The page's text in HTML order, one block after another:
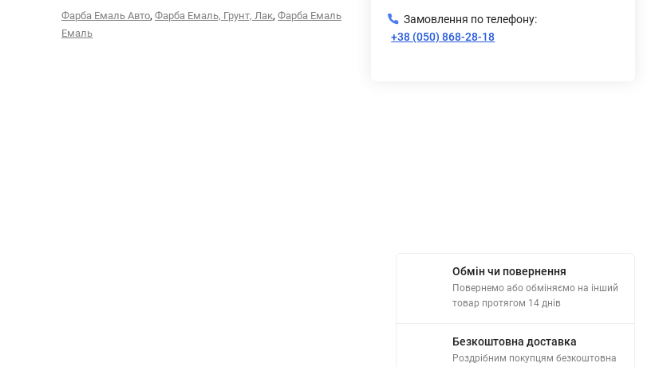
Фарба Емаль Авто, Фарба Емаль, Грунт, Лак, Фарба Емаль
Емаль
Замовлення по телефону:
+38 (050) 868-28-18
Обмін чи повернення
Повернемо або обміняємо на інший
товар протягом 14 днів
Безкоштовна доставка
Роздрібним покупцям безкоштовна